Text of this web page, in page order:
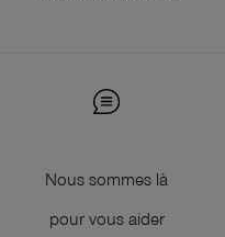
Nous sommes là
pour vous aider